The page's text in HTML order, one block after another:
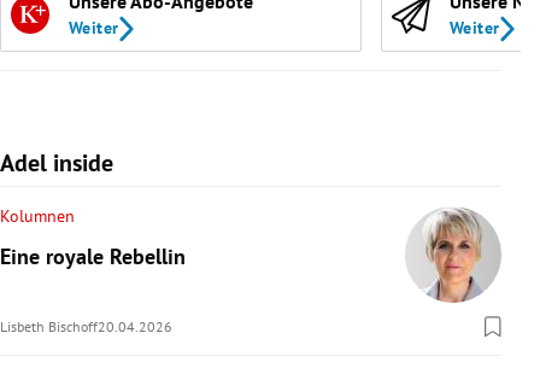
Weiter Weiter
Adel inside
Kolumnen
Eine royale Rebellin
Lisbeth Bischoff20.04.2026